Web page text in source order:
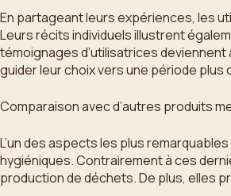
En partageant leurs expériences, les
Leurs récits individuels illustrent
témoignages d’utilisatrices
guider leur choix vers une période
Comparaison avec d’autres produits
L’un des aspects les plus
hygiéniques. Contrairement à ces
production de déchets. De plus, elles